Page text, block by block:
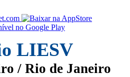
LIESV
/ Rio de Janeiro